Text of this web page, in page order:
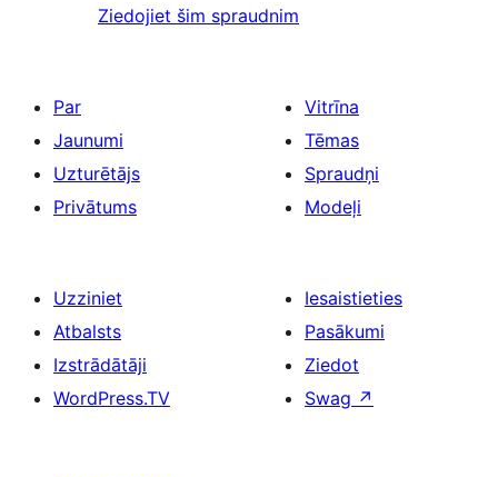
Ziedojiet šim spraudnim
Par
Jaunumi
Uzturētājs
Privātums
Vitrīna
Tēmas
Spraudņi
Modeļi
Uzziniet
Atbalsts
Izstrādātāji
WordPress.TV
Iesaistieties
Pasākumi
Ziedot
Swag ↗